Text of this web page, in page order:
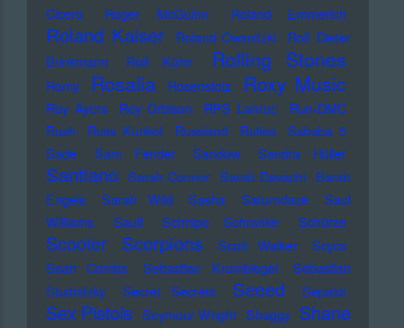
Cicero
Roger McGuinn Roland Emmerich
Roland Kaiser Roland Owsnitzki
Rolf Dieter
Brinkmann
Rolf Kühn Rolling Stones
Romy Rosalia Rosenstolz Roxy Music
Roy Ayers Roy Orbison RPS Lanrue
Run-DMC
Rush
Russ Kunkel Russland Rutles
Sababa 5
Sade
Sam Fender Sandow Sandra Hüller
Santiano Sarah Connor Sarah Davachi Sarah
Engels
Sarah Wild Sasha Saturndaze
Saul
Williams
Sault Schnipo Schranke Schürze
Scooter Scorpions Scott Walker
Scycs
Sean Combs
Sebastian Krumbiegel
Sebastian
Studnitzky
Secret Secrets Seeed Sepalot
Sex Pistols Seymour Wright Shaggy Shane